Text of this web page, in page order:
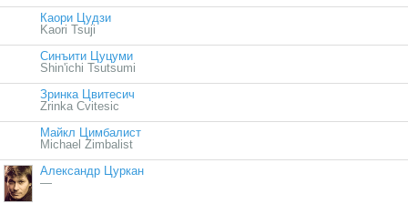
Каори Цудзи
Kaori Tsuji
Синъити Цуцуми
Shin'ichi Tsutsumi
Зринка Цвитесич
Zrinka Cvitesic
Майкл Цимбалист
Michael Zimbalist
Александр Цуркан
—